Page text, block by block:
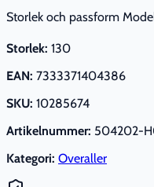
Storlek och passform
Storlek: 130
EAN: 7333371404386
SKU: 10285674
Artikelnummer: 504202-
Kategori: Overaller